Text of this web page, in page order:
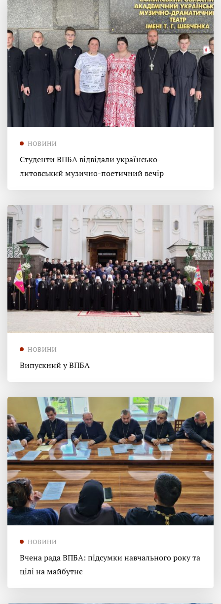
НОВИНИ
Студенти ВПБА відвідали українсько-
литовський музично-поетичний вечір
НОВИНИ
Випускний у ВПБА
НОВИНИ
Вчена рада ВПБА: підсумки навчального року та
цілі на майбутнє